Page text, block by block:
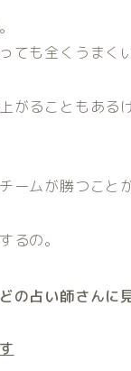
ても全くうまく
がることもある
ームが勝つこと
るの。
の占い師さんに